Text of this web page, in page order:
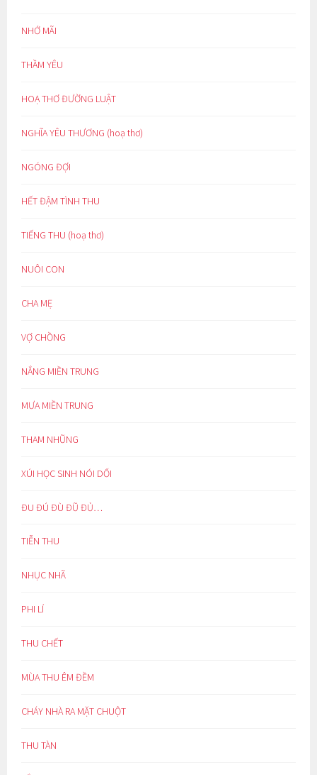
NHỚ MÃI
THẦM YÊU
HOẠ THƠ ĐƯỜNG LUẬT
NGHĨA YÊU THƯƠNG (hoạ thơ)
NGÓNG ĐỢI
HẾT ĐẬM TÌNH THU
TIẾNG THU (hoạ thơ)
NUÔI CON
CHA MẸ
VỢ CHỒNG
NẮNG MIỀN TRUNG
MƯA MIỀN TRUNG
THAM NHŨNG
XÚI HỌC SINH NÓI DỐI
ĐU ĐÚ ĐÙ ĐŨ ĐỦ…
TIỄN THU
NHỤC NHÃ
PHI LÍ
THU CHẾT
MÙA THU ÊM ĐỀM
CHÁY NHÀ RA MẶT CHUỘT
THU TÀN